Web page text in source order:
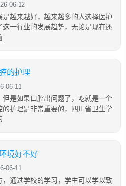
06-12
越来越好，越来越多的人选择医护
一行业的发展趋势，无论是现在还
的护理
06-11
但是如果口腔出问题了，吃就是一个
护理是非常重要的，四川省卫生学
境好不好
06-11
通过学校的学习，学生可以学以致